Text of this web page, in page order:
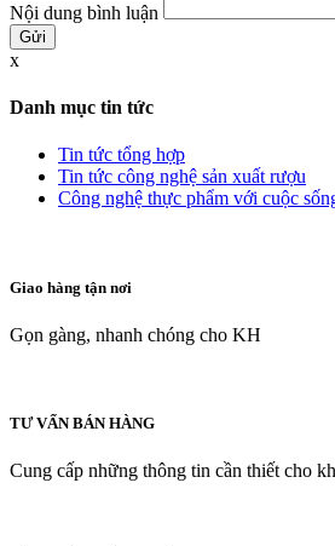
Nội dung bình luận
x
Danh mục tin tức
Tin tức tổng hợp
Tin tức công nghệ sản xuất rượu
Công nghệ thực phẩm với cuộc
Giao hàng tận nơi
Gọn gàng, nhanh chóng cho KH
TƯ VẤN BÁN HÀNG
Cung cấp những thông tin cần thiết cho